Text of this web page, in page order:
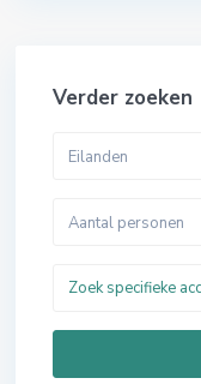
Verder zoeken
Eilanden
Aantal personen